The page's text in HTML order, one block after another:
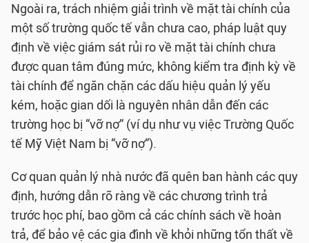
Ngoài ra, trách nhiệm giải trình về mặt tài chính của
một số trường quốc tế vẫn chưa cao, pháp luật quy
định về việc giám sát rủi ro về mặt tài chính chưa
được quan tâm đúng mức, không kiểm tra định kỳ về
tài chính để ngăn chặn các dấu hiệu quản lý yếu
kém, hoặc gian dối là nguyên nhân dẫn đến các
trường học bị “vỡ nợ” (ví dụ như vụ việc Trường Quốc
tế Mỹ Việt Nam bị “vỡ nợ”).
Cơ quan quản lý nhà nước đã quên ban hành các quy
định, hướng dẫn rõ ràng về các chương trình trả
trước học phí, bao gồm cả các chính sách về hoàn
trả, để bảo vệ các gia đình về khỏi những tổn thất về